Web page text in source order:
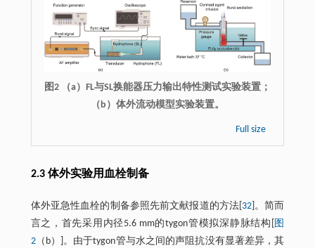
图2 （a）FL与SL换能器压力输出特性测试实验装置；
（b）体外流动模型实验装置。
Full size
2.3 体外实验用血栓制备
体外亚急性血栓的制备参照先前文献报道的方法[ 32 ]。简而
言之，首先采用内径5.6 mm的tygon管模拟深静脉结构[ 图
2（b）]。由于tygon管与水之间的声阻抗没有显著差异，其